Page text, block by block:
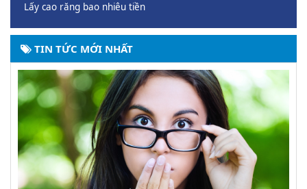
Lấy cao răng bao nhiêu tiền
TIN TỨC MỚI NHẤT